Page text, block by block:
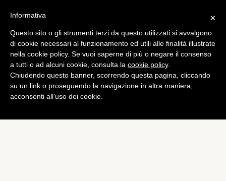
Computer
Nuovo iMac da 27″: primo
Teardown
di Alessandro Moretti
×
Informativa
Questo sito o gli strumenti terzi da questo utilizzati si avvalgono
di cookie necessari al funzionamento ed utili alle finalità illustrate
nella cookie policy. Se vuoi saperne di più o negare il consenso
a tutti o ad alcuni cookie, consulta la cookie policy.
Chiudendo questo banner, scorrendo questa pagina, cliccando
su un link o proseguendo la navigazione in altra maniera,
acconsenti all’uso dei cookie.